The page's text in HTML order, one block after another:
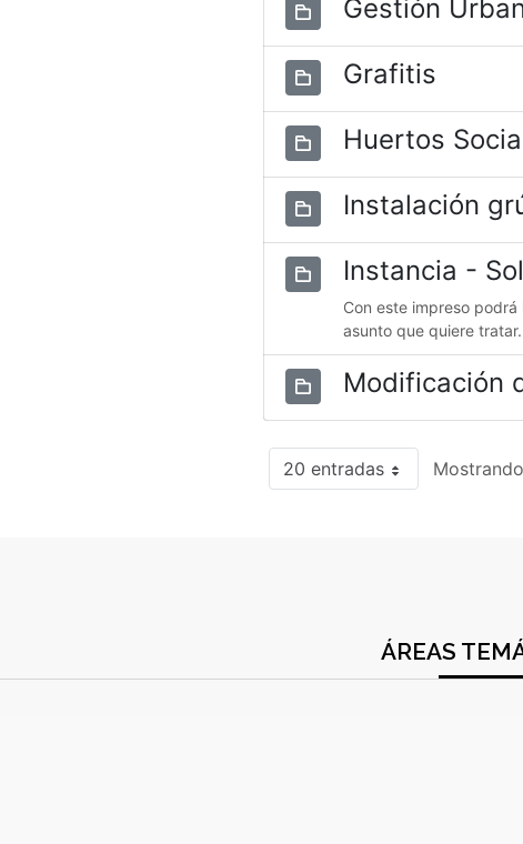
Gestión
Grafitis
Huertos
Instalación
Instancia -
Con este impreso
asunto que quiere
Modificación
20 entradas
ÁREAS